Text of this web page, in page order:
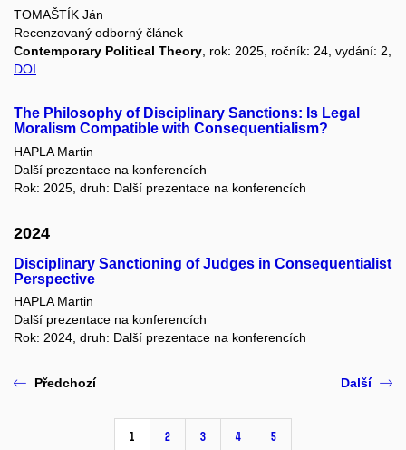
TOMAŠTÍK Ján
Recenzovaný odborný článek
Contemporary Political Theory, rok: 2025, ročník: 24, vydání: 2,
DOI
The Philosophy of Disciplinary Sanctions: Is Legal
Moralism Compatible with Consequentialism?
HAPLA Martin
Další prezentace na konferencích
Rok: 2025, druh: Další prezentace na konferencích
2024
Disciplinary Sanctioning of Judges in Consequentialist
Perspective
HAPLA Martin
Další prezentace na konferencích
Rok: 2024, druh: Další prezentace na konferencích
Předchozí
1 2 3 4 5
Další